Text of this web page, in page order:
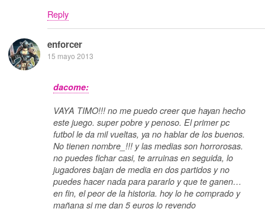
Reply
enforcer
15 mayo 2013
dacome:
VAYA TIMO!!! no me puedo creer que hayan hecho
este juego. super pobre y penoso. El primer pc
futbol le da mil vueltas, ya no hablar de los buenos.
No tienen nombre_!!! y las medias son horrorosas.
no puedes fichar casi, te arruinas en seguida, lo
jugadores bajan de media en dos partidos y no
puedes hacer nada para pararlo y que te ganen…
en fin, el peor de la historia. hoy lo he comprado y
mañana si me dan 5 euros lo revendo